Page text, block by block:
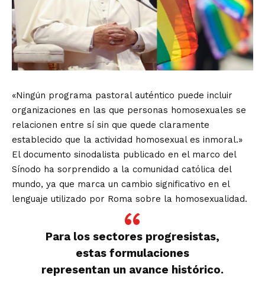
«Ningún programa pastoral auténtico puede incluir
organizaciones en las que personas homosexuales se
relacionen entre sí sin que quede claramente
establecido que la actividad homosexual es inmoral.»
El documento sinodalista publicado en el marco del
Sínodo ha sorprendido a la comunidad católica del
mundo, ya que marca un cambio significativo en el
lenguaje utilizado por Roma sobre la homosexualidad.
Para los sectores progresistas,
estas formulaciones
representan un avance histórico.